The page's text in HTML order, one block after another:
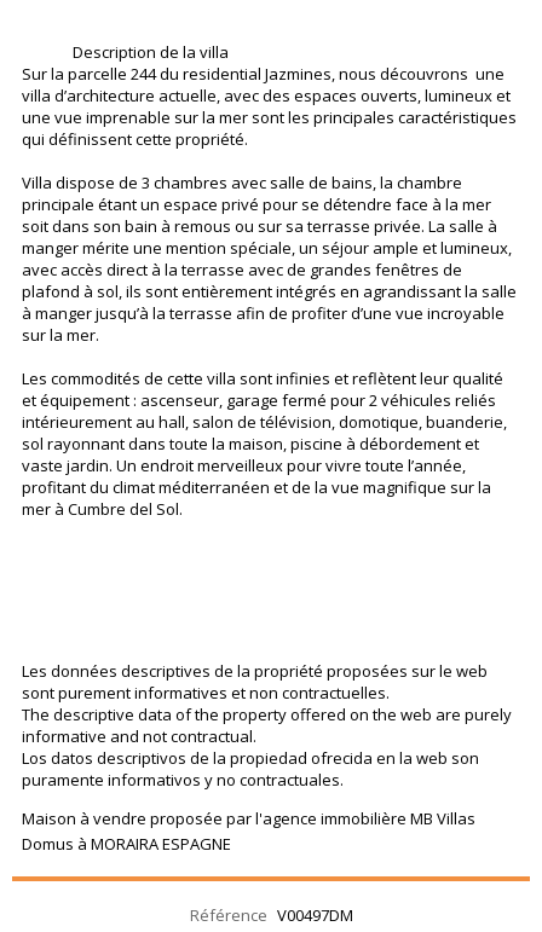
Description de la villa
Sur la parcelle 244 du residential Jazmines, nous découvrons une
villa d’architecture actuelle, avec des espaces ouverts, lumineux et
une vue imprenable sur la mer sont les principales caractéristiques
qui définissent cette propriété.
Villa dispose de 3 chambres avec salle de bains, la chambre
principale étant un espace privé pour se détendre face à la mer
soit dans son bain à remous ou sur sa terrasse privée. La salle à
manger mérite une mention spéciale, un séjour ample et lumineux,
avec accès direct à la terrasse avec de grandes fenêtres de
plafond à sol, ils sont entièrement intégrés en agrandissant la salle
à manger jusqu’à la terrasse afin de profiter d’une vue incroyable
sur la mer.
Les commodités de cette villa sont infinies et reflètent leur qualité
et équipement : ascenseur, garage fermé pour 2 véhicules reliés
intérieurement au hall, salon de télévision, domotique, buanderie,
sol rayonnant dans toute la maison, piscine à débordement et
vaste jardin. Un endroit merveilleux pour vivre toute l’année,
profitant du climat méditerranéen et de la vue magnifique sur la
mer à Cumbre del Sol.
Les données descriptives de la propriété proposées sur le web
sont purement informatives et non contractuelles.
The descriptive data of the property offered on the web are purely
informative and not contractual.
Los datos descriptivos de la propiedad ofrecida en la web son
puramente informativos y no contractuales.
Maison à vendre proposée par l'agence immobilière MB Villas
Domus à MORAIRA ESPAGNE
Référence V00497DM